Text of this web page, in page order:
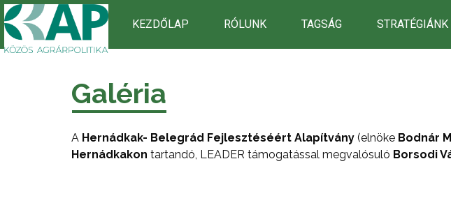
KEZDŐLAP RÓLUNK TAGSÁG STRATÉGIÁNK
Galéria
A Hernádkak- Belegrád Fejlesztéséért Alapítvány (elnöke Bodnár
Hernádkakon tartandó, LEADER támogatással megvalósuló Borsodi